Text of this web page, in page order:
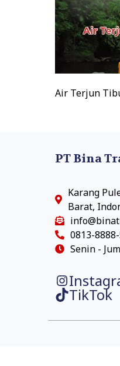
Air Terjun
PT Bina
Karang
Barat,
0813-
Senin -
TikTok